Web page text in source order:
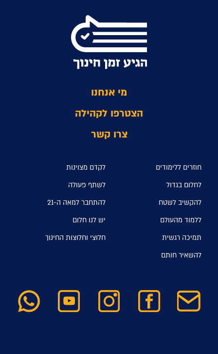
מי אנחנו
הצטרפו לקהילה
צרו קשר
חוזרים ללימודים
לקדם מצוינות
לחלום בגדול
לשתף פעולה
להקשיב לשטח
להתחבר למאה ה-21
ללמוד מהעולם
יש לנו חלום
תמיכה רגשית
חלוצי וחלוצות החינוך
להשאיר חותם